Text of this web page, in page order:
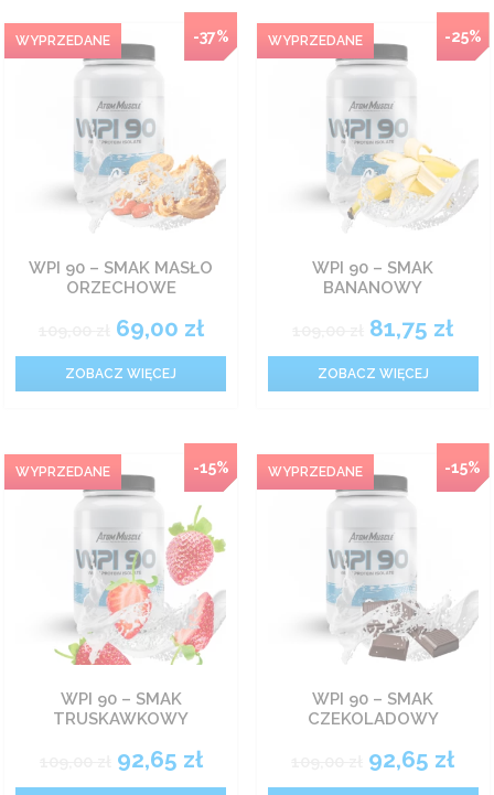
NEW
-37%
WPI 90 – SMAK MASŁO
ORZECHOWE
69,00 zł
ZOBACZ WIĘCEJ
-25%
WPI 90 – SMAK
BANANOWY
81,75 zł
ZOBACZ WIĘCEJ
NEW
-15%
WPI 90 – SMAK
TRUSKAWKOWY
92,65 zł
-15%
WPI 90 – SMAK
CZEKOLADOWY
92,65 zł